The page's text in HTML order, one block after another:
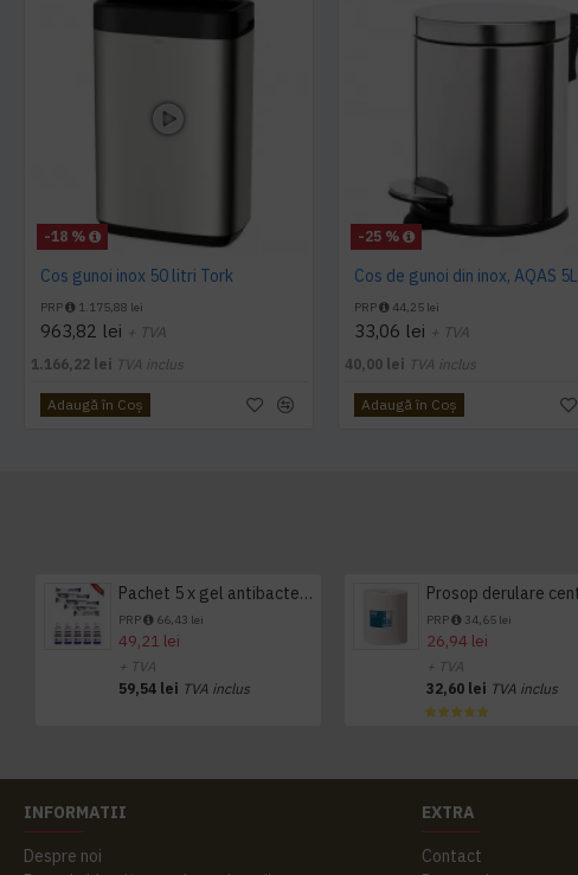
-18 %
Cos gunoi inox 50 litri Tork
PRP 1.175,88 lei
963,82 lei + TVA
1.166,22 lei TVA inclus
Adaugă în Coş
-25 %
Cos de gunoi din inox, AQAS 5L
PRP 44,25 lei
33,06 lei + TVA
40,00 lei TVA inclus
Adaugă în Coş
Pachet 5 x gel antibacterian 50ml si 3 x Servetele antibacteriene 48 buc Hygienium
PRP 66,43 lei
49,21 lei
+ TVA
59,54 lei TVA inclus
PRP 34,65 lei
26,94 lei
+ TVA
32,60 lei TVA inclus
INFORMATII
Despre noi
EXTRA
Contact